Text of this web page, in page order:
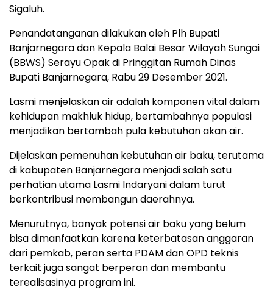
Sigaluh.
Penandatanganan dilakukan oleh Plh Bupati
Banjarnegara dan Kepala Balai Besar Wilayah Sungai
(BBWS) Serayu Opak di Pringgitan Rumah Dinas
Bupati Banjarnegara, Rabu 29 Desember 2021.
Lasmi menjelaskan air adalah komponen vital dalam
kehidupan makhluk hidup, bertambahnya populasi
menjadikan bertambah pula kebutuhan akan air.
Dijelaskan pemenuhan kebutuhan air baku, terutama
di kabupaten Banjarnegara menjadi salah satu
perhatian utama Lasmi Indaryani dalam turut
berkontribusi membangun daerahnya.
Menurutnya, banyak potensi air baku yang belum
bisa dimanfaatkan karena keterbatasan anggaran
dari pemkab, peran serta PDAM dan OPD teknis
terkait juga sangat berperan dan membantu
terealisasinya program ini.